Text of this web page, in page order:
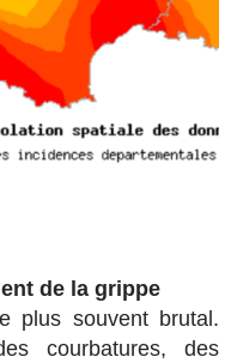
de la grippe
plus souvent brutal.
courbatures, des